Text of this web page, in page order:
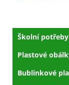
Školní potřeby
Plastové
Bublinkové